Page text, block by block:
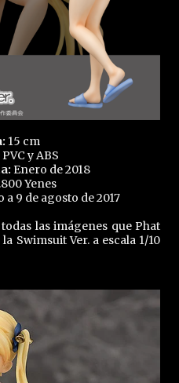
15 cm
PVC y ABS
Enero de 2018
Yenes
a 9 de agosto de 2017
las imágenes que Phat
Swimsuit Ver. a escala 1/10